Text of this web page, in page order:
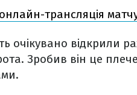
трансляція
очікувано відкрили
Зробив він це